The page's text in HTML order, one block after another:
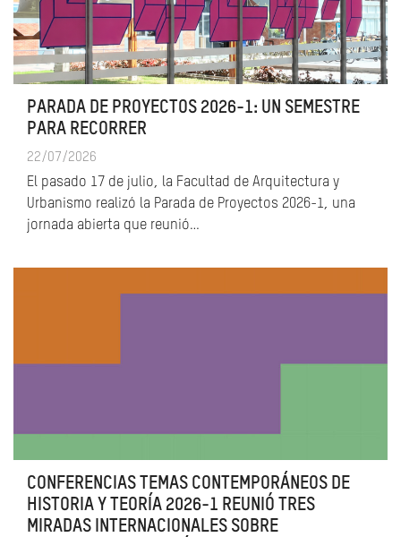
PARADA DE PROYECTOS 2026-1: UN SEMESTRE
PARA RECORRER
22/07/2026
El pasado 17 de julio, la Facultad de Arquitectura y
Urbanismo realizó la Parada de Proyectos 2026-1, una
jornada abierta que reunió…
CONFERENCIAS TEMAS CONTEMPORÁNEOS DE
HISTORIA Y TEORÍA 2026-1 REUNIÓ TRES
MIRADAS INTERNACIONALES SOBRE